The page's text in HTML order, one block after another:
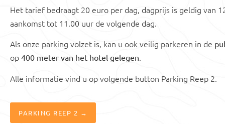
Het tarief bedraagt 20 euro per dag, dagprijs is geldig van
aankomst tot 11.00 uur de volgende dag.
Als onze parking volzet is, kan u ook veilig parkeren in de
op 400 meter van het hotel gelegen.
Alle informatie vind u op volgende button Parking Reep 2.
PARKING REEP 2 →